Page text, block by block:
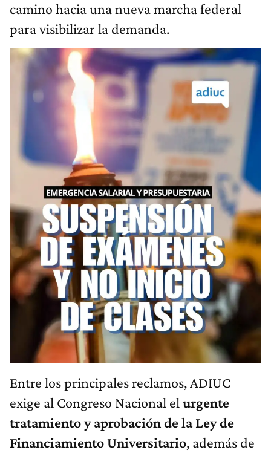
camino hacia una nueva marcha federal
para visibilizar la demanda.
Entre los principales reclamos, ADIUC
exige al Congreso Nacional el urgente
tratamiento y aprobación de la Ley de
Financiamiento Universitario, además de